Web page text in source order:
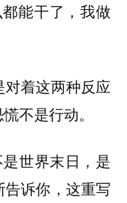
能干了，我做
着这两种反应
不是行动。
世界末日，是
诉你，这重写